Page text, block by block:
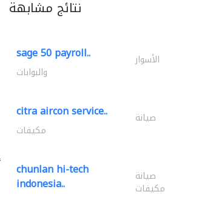
نتائج مشابهة
sage 50 payroll.. الأسوار
والبوابات
citra aircon service.. صيانة
مكيفات
chunlan hi-tech
indonesia.. صيانة
مكيفات